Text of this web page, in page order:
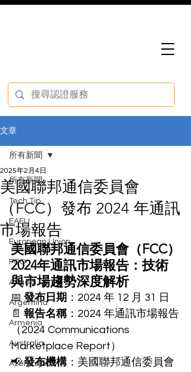
文章
所有新聞
Tech Tip
EAEU
European Union
FCC
Angola
Argentina
Armenia
Australia
Azerbaijan
所有新聞
美國聯邦通信委員會
（FCC）發布 2024 年通訊
市場報告
2025年2月4日
美國聯邦通信委員會（FCC）
2024年通訊市場報告：技術
與市場趨勢深度解析
📅 發布日期 ：2024 年 12 月 31 日
📄 報告名稱：2024 年通訊市場報告
（2024 Communications
Marketplace Report）
📢 發布機構：美國聯邦通信委員會